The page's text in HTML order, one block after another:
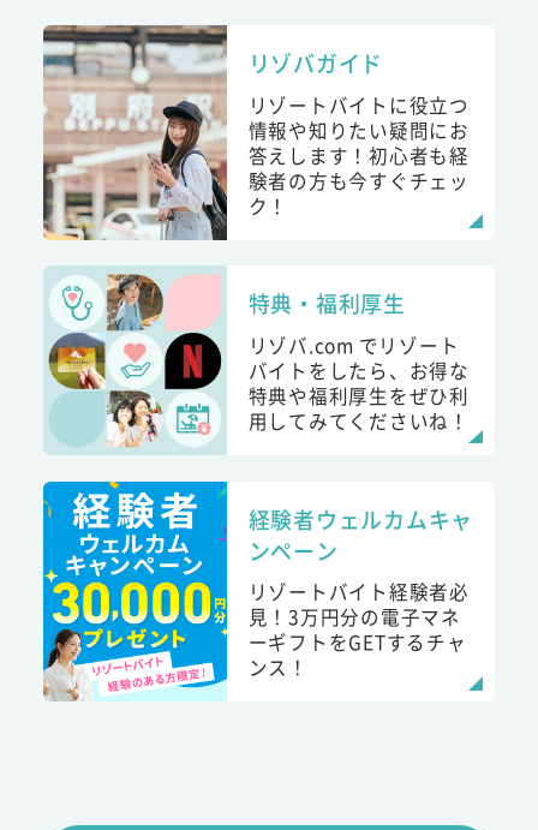
リゾバガイド
リゾートバイトに役立つ
情報や知りたい疑問にお
答えします！初心者も経
験者の方も今すぐチェッ
ク！
特典・福利厚生
リゾバ.com でリゾート
バイトをしたら、お得な
特典や福利厚生をぜひ利
用してみてくださいね！
経験者ウェルカムキャ
ンペーン
リゾートバイト経験者必
見！3万円分の電子マネ
ーギフトをGETするチャ
ンス！